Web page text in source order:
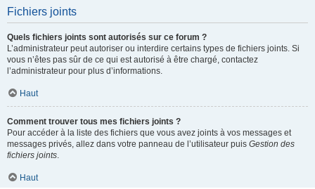
Fichiers joints
Quels fichiers joints sont autorisés sur ce forum ?
L’administrateur peut autoriser ou interdire certains types de fichiers joints. Si
vous n’êtes pas sûr de ce qui est autorisé à être chargé, contactez
l’administrateur pour plus d’informations.
Haut
Comment trouver tous mes fichiers joints ?
Pour accéder à la liste des fichiers que vous avez joints à vos messages et
messages privés, allez dans votre panneau de l’utilisateur puis Gestion des
fichiers joints.
Haut